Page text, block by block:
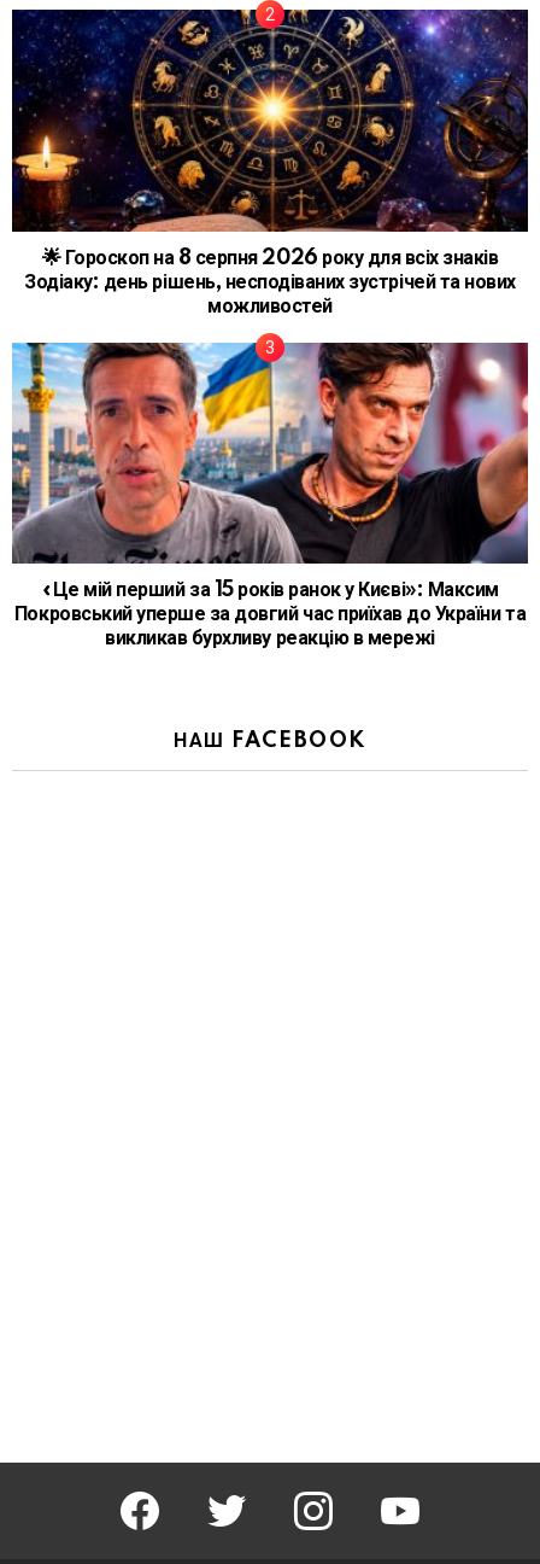
🌟 Гороскоп на 8 серпня 2026 року для всіх знаків
Зодіаку: день рішень, несподіваних зустрічей та нових
можливостей
«Це мій перший за 15 років ранок у Києві»: Максим
Покровський уперше за довгий час приїхав до України та
викликав бурхливу реакцію в мережі
НАШ FACEBOOK
facebook twitter instagram youtube